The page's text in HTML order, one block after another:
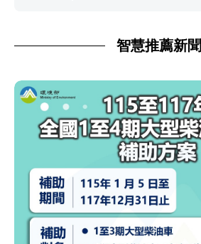
智慧推薦新聞